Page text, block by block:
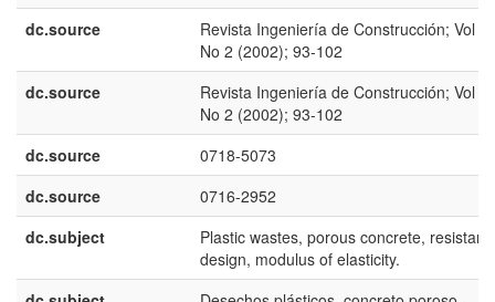
dc.source
Revista Ingeniería de Construcción; Vol
No 2 (2002); 93-102
dc.source
Revista Ingeniería de Construcción; Vol
No 2 (2002); 93-102
dc.source
0718-5073
dc.source
0716-2952
dc.subject
Plastic wastes, porous concrete,
design, modulus of elasticity.